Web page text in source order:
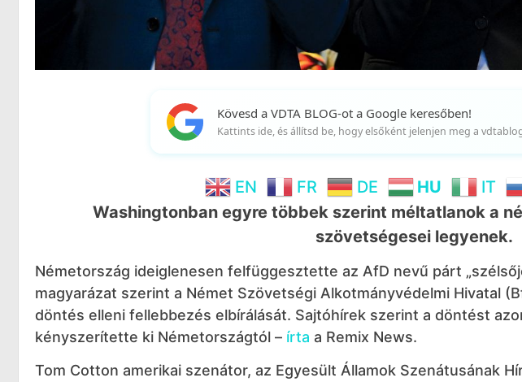
Kövesd a VDTA BLOG-ot a Google keresőben!
Kattints ide, és állítsd be, hogy elsőként jelenjen meg a
EN FR DE HU IT
Washingtonban egyre többek szerint méltatlanok a
szövetségesei legyenek.
Németország ideiglenesen felfüggesztette az AfD nevű párt
magyarázat szerint a Német Szövetségi Alkotmányvédelmi Hivatal
döntés elleni fellebbezés elbírálását. Sajtóhírek szerint a döntést
kényszerítette ki Németországtól – írta a Remix News.
Tom Cotton amerikai szenátor, az Egyesült Államok Szenátusának